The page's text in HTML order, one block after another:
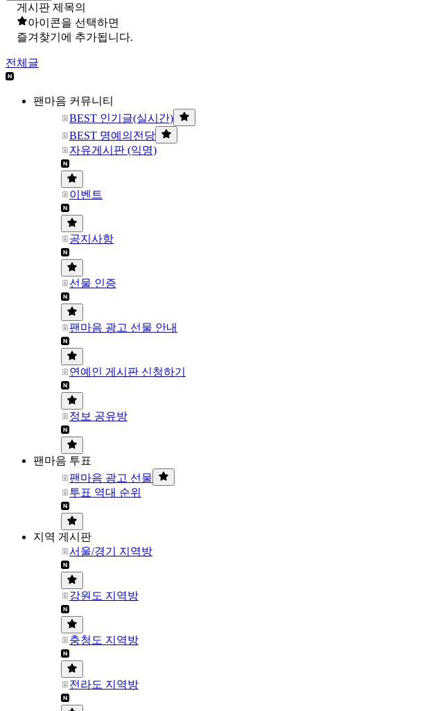
게시판 제목의
아이콘을 선택하면
즐겨찾기에 추가됩니다.
전체글
팬마음 커뮤니티
BEST 인기글(실시간)
BEST 명예의전당
자유게시판 (익명)
이벤트
공지사항
선물 인증
팬마음 광고 선물 안내
연예인 게시판 신청하기
정보 공유방
팬마음 투표
팬마음 광고 선물
투표 역대 순위
지역 게시판
서울/경기 지역방
강원도 지역방
충청도 지역방
전라도 지역방